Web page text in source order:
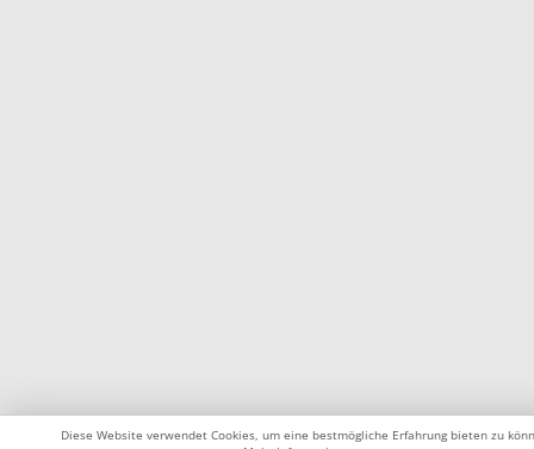
Diese Website verwendet Cookies, um eine bestmögliche Erfahrung bieten zu